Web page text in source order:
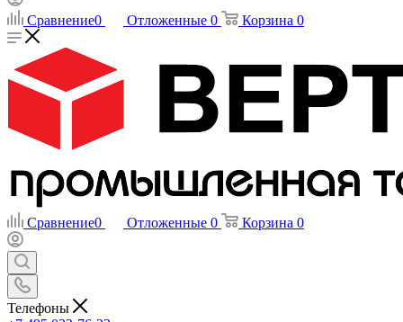
Сравнение0 Отложенные 0 Корзина 0
Сравнение0 Отложенные 0 Корзина 0
Телефоны